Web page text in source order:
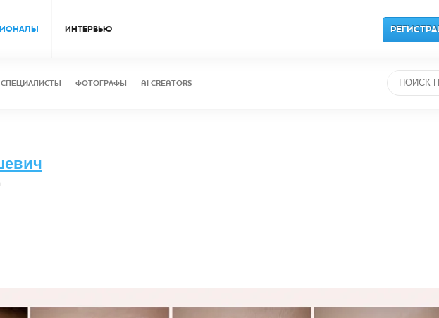
ИНТЕРВЬЮ
СПЕЦИАЛИСТЫ ФОТОГРАФЫ AI CREATORS